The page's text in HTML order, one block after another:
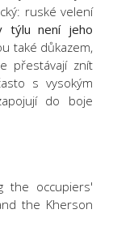
ruské velení
týlu není jeho
také důkazem,
přestávají znít
s vysokým
do boje
the occupiers'
the Kherson